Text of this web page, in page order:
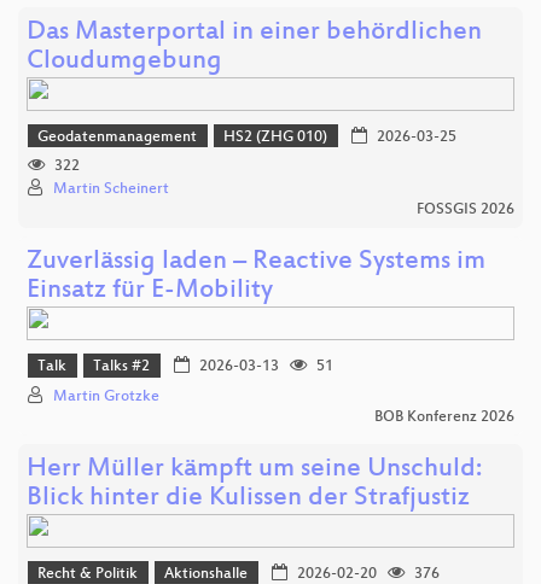
Das Masterportal in einer behördlichen
Cloudumgebung
Geodatenmanagement HS2 (ZHG 010)
2026-03-25
322
Martin Scheinert
FOSSGIS 2026
Zuverlässig laden – Reactive Systems im
Einsatz für E-Mobility
Talk Talks #2 2026-03-13
51
Martin Grotzke
BOB Konferenz 2026
Herr Müller kämpft um seine Unschuld:
Blick hinter die Kulissen der Strafjustiz
Recht & Politik Aktionshalle 2026-02-20
376